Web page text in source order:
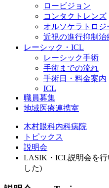
ロービジョン
コンタクトレンズ
オルソケラトロジ
近視の進行抑制治
レーシック・ICL
レーシック手術
手術までの流れ
手術日・料金案内
ICL
職員募集
地域医療連携室
木村眼科内科病院
トピックス
説明会
LASIK・ICL説明会を行
した)